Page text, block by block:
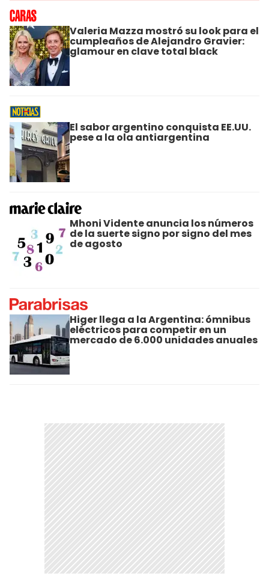
Valeria Mazza mostró su look para el
cumpleaños de Alejandro Gravier:
glamour en clave total black
El sabor argentino conquista EE.UU.
pese a la ola antiargentina
Mhoni Vidente anuncia los números
de la suerte signo por signo del mes
de agosto
Higer llega a la Argentina: ómnibus
eléctricos para competir en un
mercado de 6.000 unidades anuales